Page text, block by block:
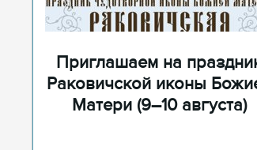
Приглашаем на
Раковичской иконы
Матери (9–10 августа)